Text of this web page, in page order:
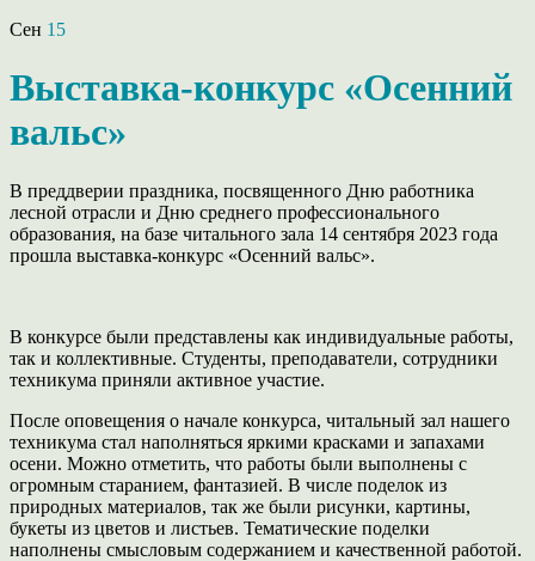
Сен 15
Выставка-конкурс «Осенний
вальс»
В преддверии праздника, посвященного Дню работника
лесной отрасли и Дню среднего профессионального
образования, на базе читального зала 14 сентября 2023 года
прошла выставка-конкурс «Осенний вальс».
В конкурсе были представлены как индивидуальные работы,
так и коллективные. Студенты, преподаватели, сотрудники
техникума приняли активное участие.
После оповещения о начале конкурса, читальный зал нашего
техникума стал наполняться яркими красками и запахами
осени. Можно отметить, что работы были выполнены с
огромным старанием, фантазией. В числе поделок из
природных материалов, так же были рисунки, картины,
букеты из цветов и листьев. Тематические поделки
наполнены смысловым содержанием и качественной работой.